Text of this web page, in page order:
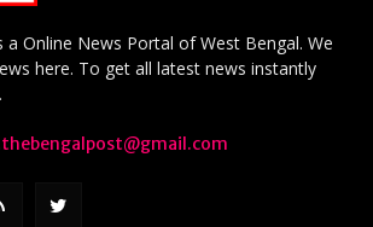
a Online News Portal of West Bengal. We
here. To get all latest news instantly